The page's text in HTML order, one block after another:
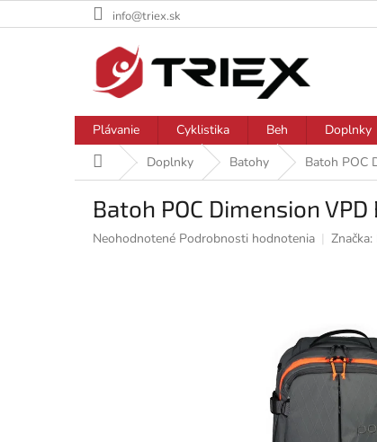
na
info@triex.sk
Plávanie Cyklistika Beh Doplnky
DomovDoplnky Batohy Batoh POC
Batoh POC Dimension
Priemerné
Neohodnotené Podrobnosti hodnotenia Značka: